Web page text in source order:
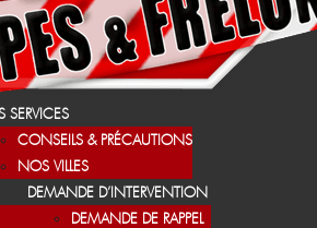
SERVICES
CONSEILS & PRÉCAUTIONS
NOS VILLES
DEMANDE D’INTERVENTION
DEMANDE DE RAPPEL